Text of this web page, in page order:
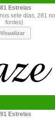
sete dias, 281
fontes)
Visualizar